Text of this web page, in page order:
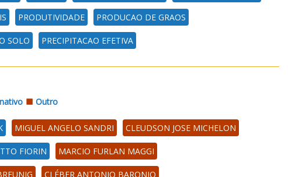
PRODUTIVIDADE PRODUCAO DE GRAOS
SOLO PRECIPITACAO EFETIVA
Outro
MIGUEL ANGELO SANDRI CLEUDSON JOSE MICHELON
FIORIN MARCIO FURLAN MAGGI
CLÉBER ANTONIO BARONIO